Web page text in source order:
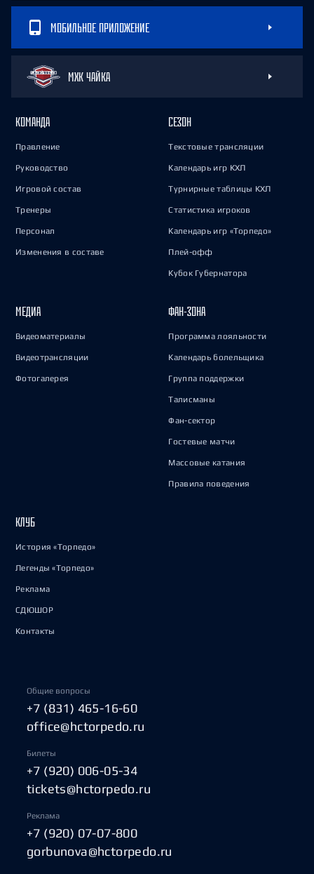
МОБИЛЬНОЕ ПРИЛОЖЕНИЕ
МХК ЧАЙКА
КОМАНДА
Правление
Руководство
Игровой состав
Тренеры
Персонал
Изменения в составе
СЕЗОН
Текстовые трансляции
Календарь игр КХЛ
Турнирные таблицы КХЛ
Статистика игроков
Календарь игр «Торпедо»
Плей-офф
Кубок Губернатора
МЕДИА
Видеоматериалы
Видеотрансляции
Фотогалерея
ФАН-ЗОНА
Программа лояльности
Календарь болельщика
Группа поддержки
Талисманы
Фан-сектор
Гостевые матчи
Массовые катания
Правила поведения
КЛУБ
История «Торпедо»
Легенды «Торпедо»
Реклама
СДЮШОР
Контакты
Общие вопросы
+7 (831) 465-16-60
office@hctorpedo.ru
Билеты
+7 (920) 006-05-34
tickets@hctorpedo.ru
Реклама
+7 (920) 07-07-800
gorbunova@hctorpedo.ru